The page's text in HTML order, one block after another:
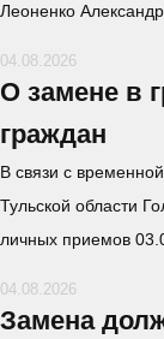
Леоненко
04.08.2026
О замене в
граждан
В связи с
Тульской области
личных приемов
04.08.2026
Замена